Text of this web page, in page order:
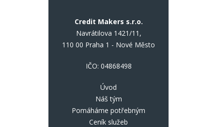
Credit Makers s.r.o.
Navrátilova 1421/11,
110 00 Praha 1 - Nové Město
IČO: 04868498
Úvod
Náš tým
Pomáháme potřebným
Ceník služeb